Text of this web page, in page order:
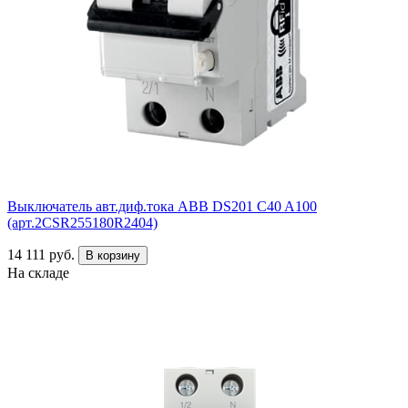
Выключатель авт.диф.тока ABB DS201 C40 A100
(арт.2CSR255180R2404)
14 111 руб. В корзину
На складе